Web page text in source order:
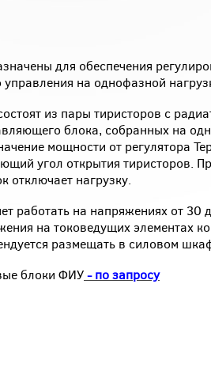
для обеспечения
на однофазной
из пары тиристоров с
блока, собранных на
мощности от регулятора
угол открытия тиристоров.
отключает нагрузку.
работать на напряжениях от 30
на токоведущих элементах
размещать в силовом
блоки ФИУ- по запросу